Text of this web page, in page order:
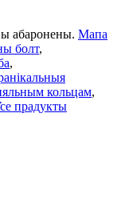
абаронены. Мапа
болт,
,
кольцам,
прадукты